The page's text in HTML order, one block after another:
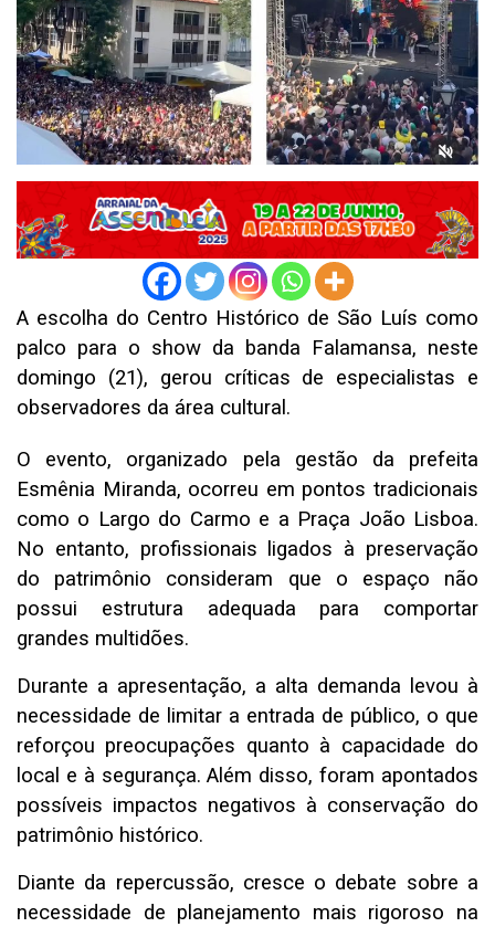
A escolha do Centro Histórico de São Luís como
palco para o show da banda Falamansa, neste
domingo (21), gerou críticas de especialistas e
observadores da área cultural.
O evento, organizado pela gestão da prefeita
Esmênia Miranda, ocorreu em pontos tradicionais
como o Largo do Carmo e a Praça João Lisboa.
No entanto, profissionais ligados à preservação
do patrimônio consideram que o espaço não
possui estrutura adequada para comportar
grandes multidões.
Durante a apresentação, a alta demanda levou à
necessidade de limitar a entrada de público, o que
reforçou preocupações quanto à capacidade do
local e à segurança. Além disso, foram apontados
possíveis impactos negativos à conservação do
patrimônio histórico.
Diante da repercussão, cresce o debate sobre a
necessidade de planejamento mais rigoroso na